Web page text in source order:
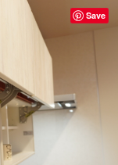
Save